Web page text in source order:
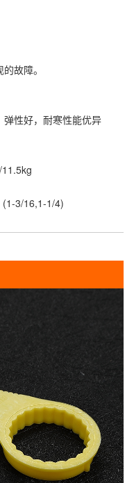
故障。
性好，耐寒性能优异
(1-3/16,1-1/4)